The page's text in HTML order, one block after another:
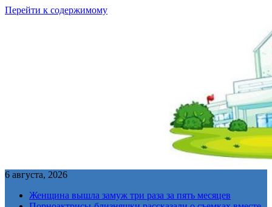
Перейти к содержимому
6 августа, 2026
Женщина вышла замуж три раза за пять месяцев